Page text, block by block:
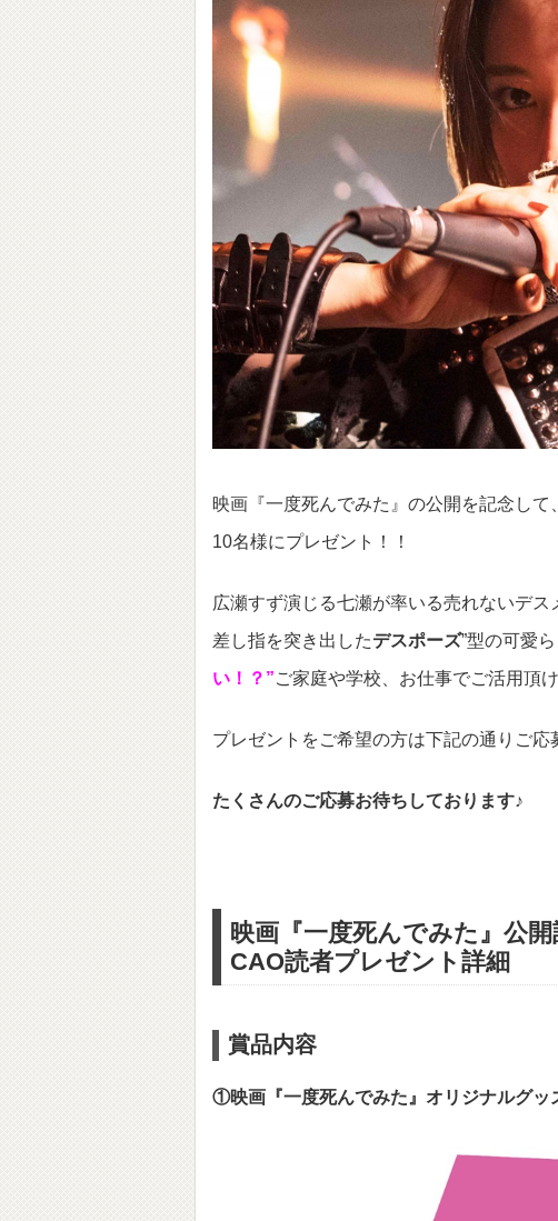
映画『一度死んでみた』の公開を記念し
10名様にプレゼント！！
広瀬すず演じる七瀬が率いる売れないデス
差し指を突き出したデスポーズ”型の可愛
い！？”ご家庭や学校、お仕事でご活用頂け
プレゼントをご希望の方は下記の通りご応
たくさんのご応募お待ちしております♪
映画『一度死んでみた』公
CAO読者プレゼント詳細
賞品内容
①映画『一度死んでみた』オリジナルグッ